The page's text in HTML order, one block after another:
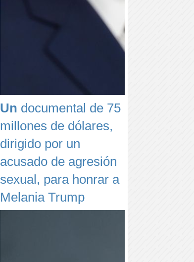
Un documental de 75
millones de dólares,
dirigido por un
acusado de agresión
sexual, para honrar a
Melania Trump